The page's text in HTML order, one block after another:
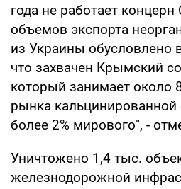
года не работает
объемов экспорта
из Украины обусловлено
что захвачен Крымский
который занимает около
рынка
более 2% мирового", -
Уничтожено 1,4 тыс.
железнодорожной